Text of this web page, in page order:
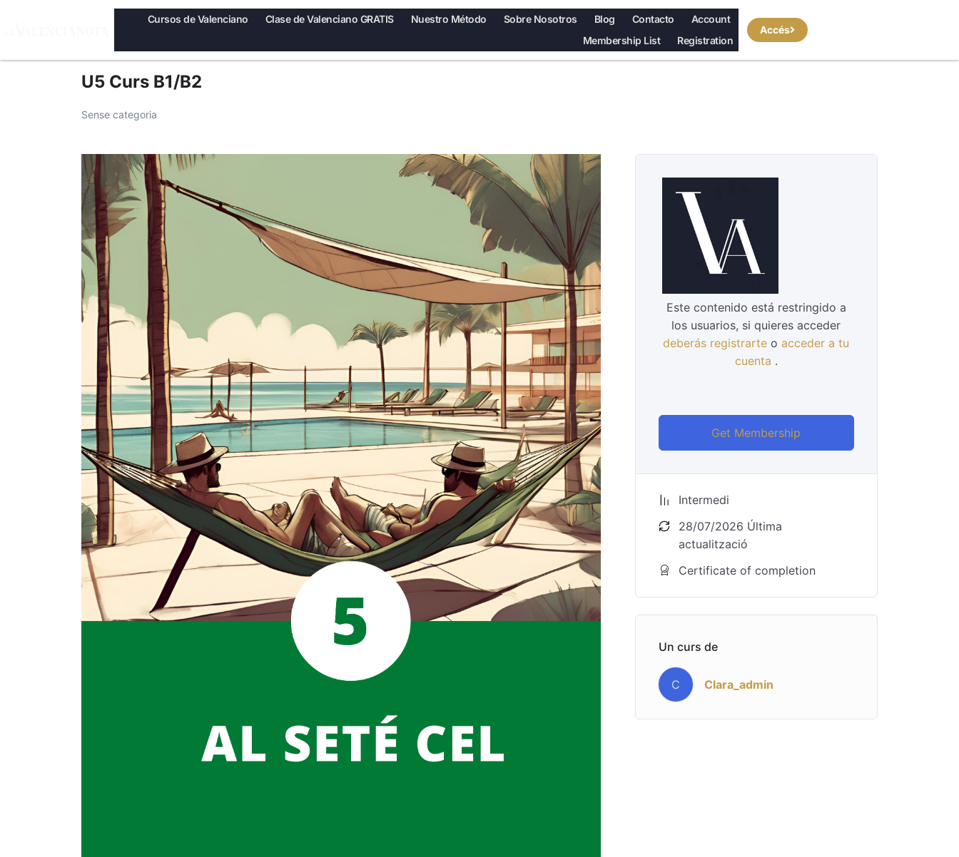
Cursos de Valenciano Clase de Valenciano GRATIS Nuestro Método Sobre Nosotros Blog Contacto
Account
Membership List
Registration
Accés
U5 Curs B1/B2
Sense categoria
Este contenido está restringido a
los usuarios, si quieres acceder
deberás registrarte oacceder a tu
cuenta .
Get Membership
Intermedi
28/07/2026 Última
actualització
Certificate of completion
Un curs de
C Clara_admin